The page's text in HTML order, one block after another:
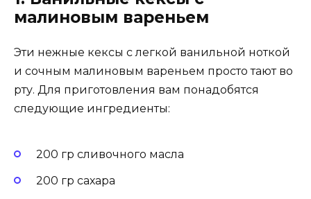
малиновым вареньем
Эти нежные кексы с легкой ванильной ноткой
и сочным малиновым вареньем просто тают во
рту. Для приготовления вам понадобятся
следующие ингредиенты:
200 гр сливочного масла
200 гр сахара